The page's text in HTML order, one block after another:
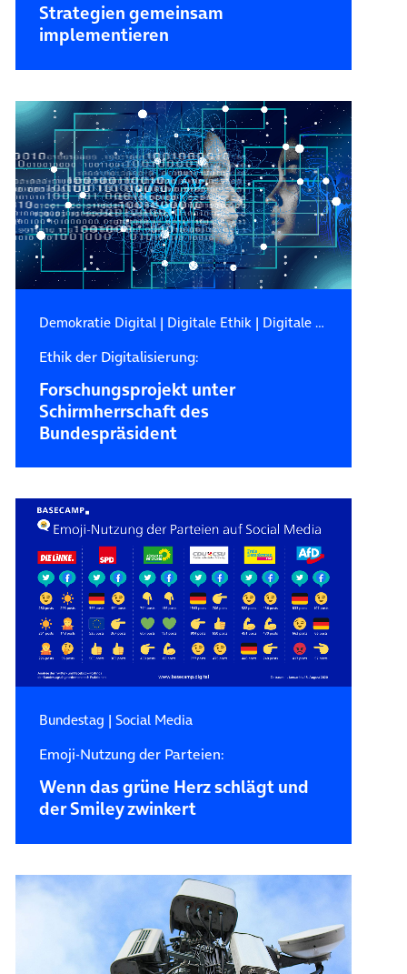
Strategien gemeinsam
implementieren
Demokratie Digital| Digitale Ethik| Digitale Zukunft
Ethik der Digitalisierung:
Forschungsprojekt unter
Schirmherrschaft des
Bundespräsident
Bundestag | Social Media
Emoji-Nutzung der Parteien:
Wenn das grüne Herz schlägt und
der Smiley zwinkert